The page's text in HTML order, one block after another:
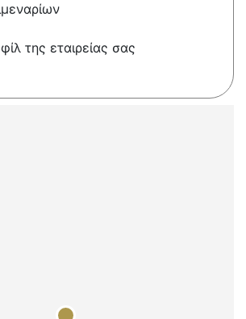
της εταιρείας σας